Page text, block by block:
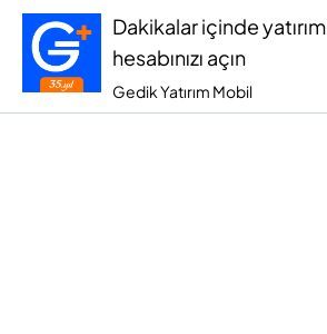
Dakikalar içinde yatırım
hesabınızı açın
Gedik Yatırım Mobil